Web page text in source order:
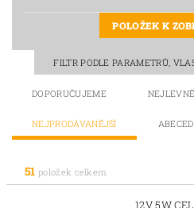
POLOŽEK K
FILTR PODLE PARAMETRŮ,
DOPORUČUJEME
NEJPRODÁVANĚJŠÍ
51 položek celkem
12V 5W